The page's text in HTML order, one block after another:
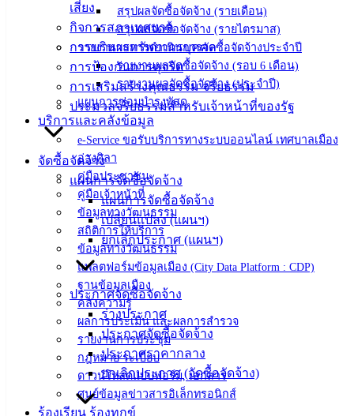
สรุปผลจัดซื้อจัดจ้าง (รายเดือน)
สรุปผลจัดซื้อจัดจ้าง (รายไตรมาส)
รายงานผลการดำเนินการจัดซื้อจัดจ้างประจำปี
รายงานผลจัดซื้อจัดจ้าง (รอบ 6 เดือน)
รายงานผลจัดซื้อจัดจ้าง (ประจำปี)
แผนการซ่อมบำรุงพัสดุ
บริการและคลังข้อมูล
e-Service ขอรับบริการทางระบบออนไลน์ เทศบาลเมือง
อ่างศิลา
คู่มือประชาชน
คู่มือเจ้าหน้าที่
ข้อมูลทางวัฒนธรรม
สถิติการให้บริการ
ข้อมูลทางวัฒนธรรม
แพลตฟอร์มข้อมูลเมือง (City Data Platform : CDP)
ฐานข้อมูลเมือง
คลังความรู้
ผลการประเมิน และผลการสำรวจ
รายงานการประชุม
กฎหมาย ระเบียบ
ดาวน์โหลดแบบฟอร์ม, เอกสาร
ศูนย์ข้อมูลข่าวสารอิเล็กทรอนิกส์
ร้องเรียน ร้องทุกข์
เสี่ยง
กิจการสภาเทศบาล
การบริหารทรัพยากรบุคคล
การป้องกันการทุจริต
การเสริมสร้างคุณธรรม จริยธรรม
ประมวลจริยธรรมสำหรับเจ้าหน้าที่ของรัฐ
จัดซื้อจัดจ้าง
แผนการจัดซื้อจัดจ้าง
แผนการจัดซื้อจัดจ้าง
เปลี่ยนแปลง (แผนฯ)
ยกเลิกประกาศ (แผนฯ)
ประกาศจัดซื้อจัดจ้าง
ร่างประกาศ
ประกาศจัดซื้อจัดจ้าง
ประกาศราคากลาง
ยกเลิกประกาศ (จัดซื้อจัดจ้าง)
เทศบาล
สายตรง
นายก
ประวัติ
เทศบาล
ผู้บริหาร
และ
หัวหน้า
ราชการ
เทศบาล
สงวนลิขสิทธิ์ © 2563 เทศบาลเมืองอ่างศิลา จังหวัดชลบุรี |
angsilacity.go.th | Powered byBuuscript